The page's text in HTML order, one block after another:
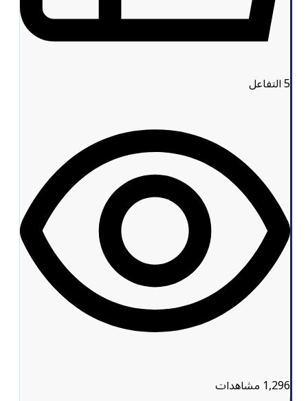
التفاعل
1,296مشاهدات